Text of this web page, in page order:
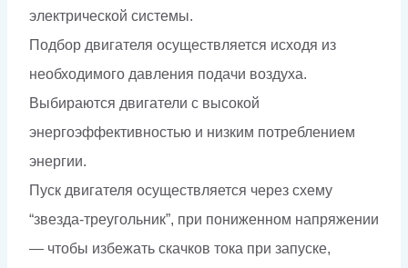
электрической системы.
Подбор двигателя осуществляется исходя из
необходимого давления подачи воздуха.
Выбираются двигатели с высокой
энергоэффективностью и низким потреблением
энергии.
Пуск двигателя осуществляется через схему
“звезда-треугольник”, при пониженном напряжении
— чтобы избежать скачков тока при запуске,